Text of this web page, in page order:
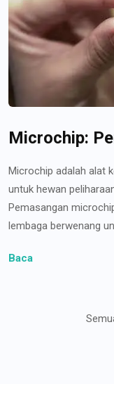
Microchip:
Microchip adalah alat
untuk hewan
Pemasangan
lembaga berwenang
Baca